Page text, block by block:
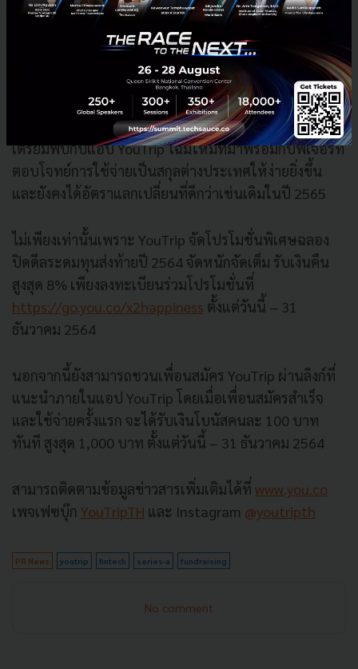
เท่าเมื่อเทียบกับยอดใช้จ่ายด้วย YouTrip ในวันที่ไม่ใช่
เทศกาล สะท้อนถึงพฤติกรรมผู้บริโภคที่รอซื้อของตอน
เทศกาลลดราคาใหญ่ๆ และใช้ประโยชน์จากเรทที่ดีกว่า
และโปรโมชั่นพิเศษของ YouTrip ในการประหยัดเงินเมื่อ
ซื้อของต่างประเทศ
เตรียมพบกับแอป YouTrip โฉมใหม่ที่มาพร้อมกับฟีเจอร์ที่
ตอบโจทย์การใช้จ่ายเป็นสกุลต่างประเทศให้ง่ายยิ่งขึ้น
และยังคงได้อัตราแลกเปลี่ยนที่ดีกว่าเช่นเดิมในปี 2565
ไม่เพียงเท่านั้นเพราะ YouTrip จัดโปรโมชั่นพิเศษฉลอง
ปิดดีลระดมทุนส่งท้ายปี 2564 จัดหนักจัดเต็ม รับเงินคืน
สูงสุด 8% เพียงลงทะเบียนร่วมโปรโมชั่นที่
https://go.you.co/x2happiness ตั้งแต่วันนี้ – 31
ธันวาคม 2564
นอกจากนี้ยังสามารถชวนเพื่อนสมัคร YouTrip ผ่านลิงก์ที่
แนะนำภายในแอป YouTrip โดยเมื่อเพื่อนสมัครสำเร็จ
และใช้จ่ายครั้งแรก จะได้รับเงินโบนัสคนละ 100 บาท
ทันที สูงสุด 1,000 บาท ตั้งแต่วันนี้ – 31 ธันวาคม 2564
สามารถติดตามข้อมูลข่าวสารเพิ่มเติมได้ที่ www.you.co
เพจเฟซบุ๊ก YouTripTH และ Instagram @youtripth
PR News youtrip fintech series-a fundraising
No comment